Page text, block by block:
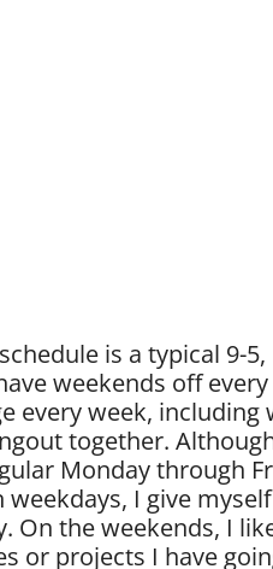
is a typical 9-
weekends off
every week, including
together.
Monday through
I give
On the weekends, I
or projects I have